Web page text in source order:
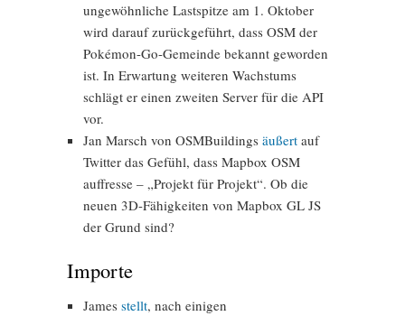
ungewöhnliche Lastspitze am 1. Oktober
wird darauf zurückgeführt, dass OSM der
Pokémon-Go-Gemeinde bekannt geworden
ist. In Erwartung weiteren Wachstums
schlägt er einen zweiten Server für die API
vor.
Jan Marsch von OSMBuildings äußert auf
Twitter das Gefühl, dass Mapbox OSM
auffresse – „Projekt für Projekt“. Ob die
neuen 3D-Fähigkeiten von Mapbox GL JS
der Grund sind?
Importe
James stellt, nach einigen